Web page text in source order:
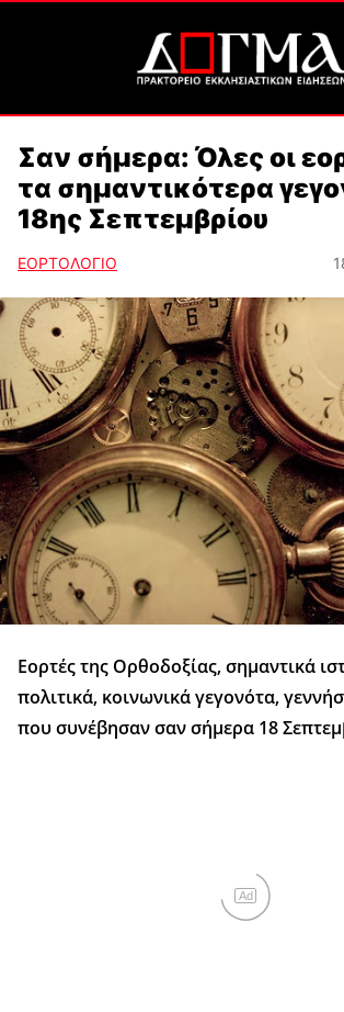
Σαν σήμερα: Όλες οι
τα σημαντικότερα
18ης Σεπτεμβρίου
ΕΟΡΤΟΛΟΓΙΟ
Εορτές της Ορθοδοξίας, σημαντικά
πολιτικά, κοινωνικά γεγονότα,
που συνέβησαν σαν σήμερα 18
Ad